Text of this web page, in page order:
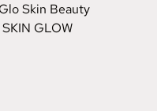
Skin Beauty
GLOW